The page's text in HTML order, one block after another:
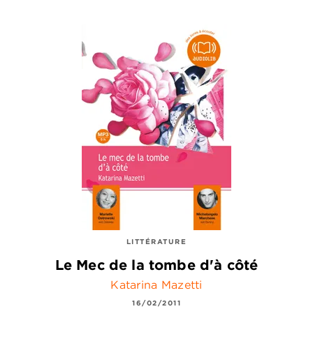
LITTÉRATURE
Le Mec de la tombe d'à côté
Katarina Mazetti
16/02/2011